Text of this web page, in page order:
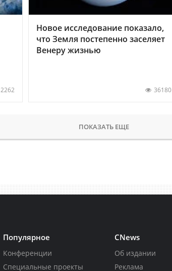
2262
Новое исследование показало,
что Земля постепенно заселяет
Венеру жизнью
36180
ПОКАЗАТЬ ЕЩЕ
Популярное
Конференции
Специальные проекты
CNews
Об издании
Реклама